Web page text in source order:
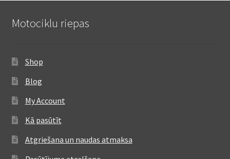
Motociklu riepas
Shop
Blog
My Account
Kā pasūtīt
Atgriešana un naudas atmaksa